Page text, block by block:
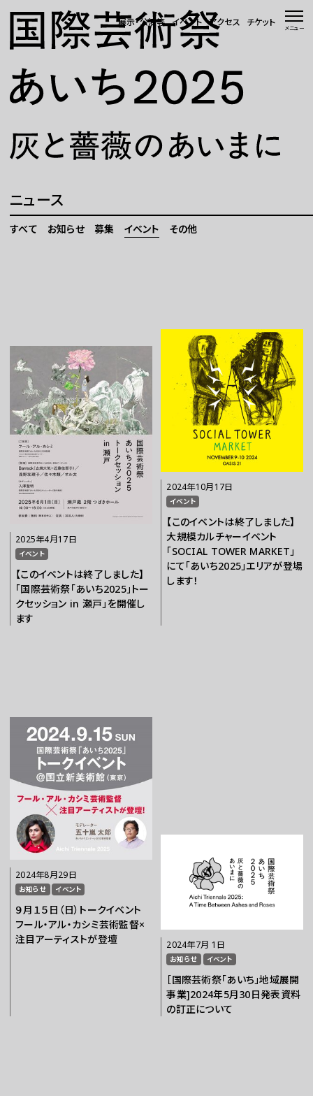
展示・公演等 イベント アクセス チケット メニュー
ニュース 一覧
WEBマガジン
展示・公演等
イベント
チケット
ラーニング
さらに楽しむ
WEBマガジン
お問い合わせ
プレスの方へ
組織委員会からのお知らせ
鑑賞時のお願い
ニュース
すべて お知らせ 募集 イベント その他
2025年4月17日
イベント
【このイベントは終了しました】
「国際芸術祭「あいち2025」トー
クセッション in 瀬戸」を開催し
ます
2024年10月17日
イベント
【このイベントは終了しました】
大規模カルチャーイベント
「SOCIAL TOWER MARKET」
にて「あいち2025」エリアが登場
します！
2024年8月29日
お知らせ イベント
９月１５日（日）トークイベント
フール・アル・カシミ芸術監督×
注目アーティストが登壇
2024年7月 1日
お知らせ イベント
［国際芸術祭「あいち」地域展開
事業]2024年5月30日発表資料
の訂正について